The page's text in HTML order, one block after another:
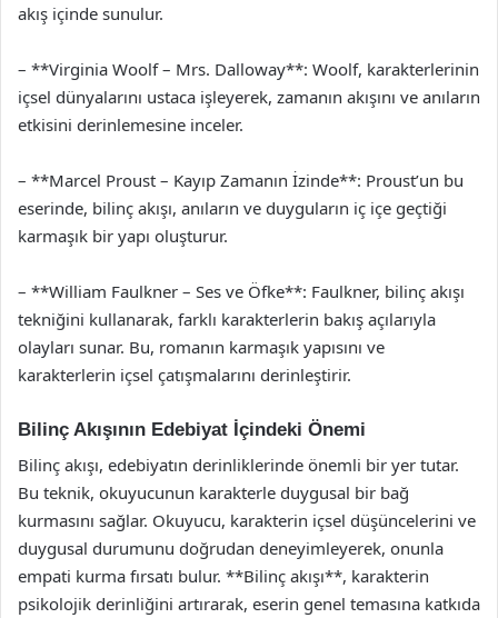
akış içinde sunulur.
– **Virginia Woolf – Mrs. Dalloway**: Woolf, karakterlerinin
içsel dünyalarını ustaca işleyerek, zamanın akışını ve anıların
etkisini derinlemesine inceler.
– **Marcel Proust – Kayıp Zamanın İzinde**: Proust’un bu
eserinde, bilinç akışı, anıların ve duyguların iç içe geçtiği
karmaşık bir yapı oluşturur.
– **William Faulkner – Ses ve Öfke**: Faulkner, bilinç akışı
tekniğini kullanarak, farklı karakterlerin bakış açılarıyla
olayları sunar. Bu, romanın karmaşık yapısını ve
karakterlerin içsel çatışmalarını derinleştirir.
Bilinç Akışının Edebiyat İçindeki Önemi
Bilinç akışı, edebiyatın derinliklerinde önemli bir yer tutar.
Bu teknik, okuyucunun karakterle duygusal bir bağ
kurmasını sağlar. Okuyucu, karakterin içsel düşüncelerini ve
duygusal durumunu doğrudan deneyimleyerek, onunla
empati kurma fırsatı bulur. **Bilinç akışı**, karakterin
psikolojik derinliğini artırarak, eserin genel temasına katkıda